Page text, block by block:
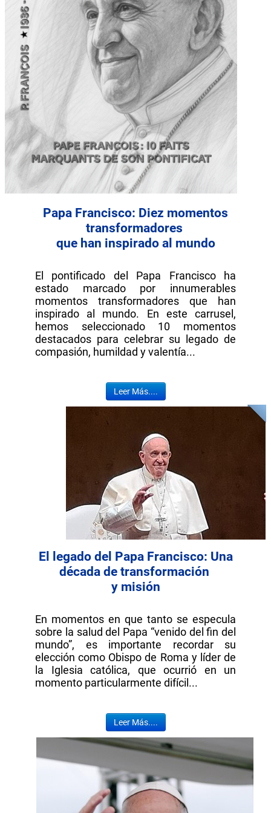
Papa Francisco: Diez momentos
transformadores
que han inspirado al mundo
El pontificado del Papa Francisco ha
estado marcado por innumerables
momentos transformadores que han
inspirado al mundo. En este carrusel,
hemos seleccionado 10 momentos
destacados para celebrar su legado de
compasión, humildad y valentía...
Leer Más....
El legado del Papa Francisco: Una
década de transformación
y misión
En momentos en que tanto se especula
sobre la salud del Papa “venido del fin del
mundo”, es importante recordar su
elección como Obispo de Roma y líder de
la Iglesia católica, que ocurrió en un
momento particularmente difícil...
Leer Más....